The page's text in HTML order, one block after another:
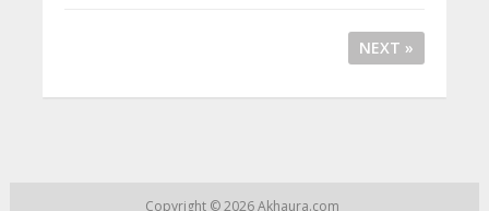
NEXT »
Copyright © 2026Akhaura.com